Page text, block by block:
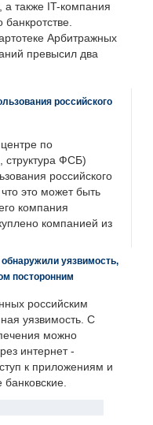
также IT-компания
Арбитражных
превысил два
российского
по
ФСБ)
российского
это может быть
компания
компанией из
уязвимость,
посторонним
российским
уязвимость. С
можно
интернет -
к приложениям и
банковские.